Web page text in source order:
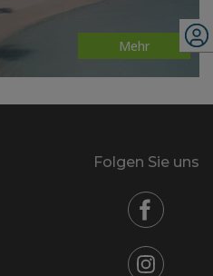
Mehr
Folgen Sie uns